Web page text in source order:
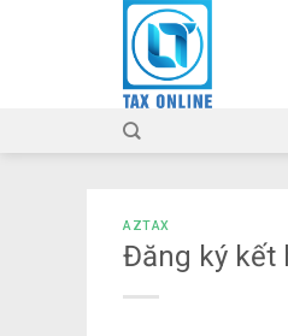
AZTAX
Đăng ký kết